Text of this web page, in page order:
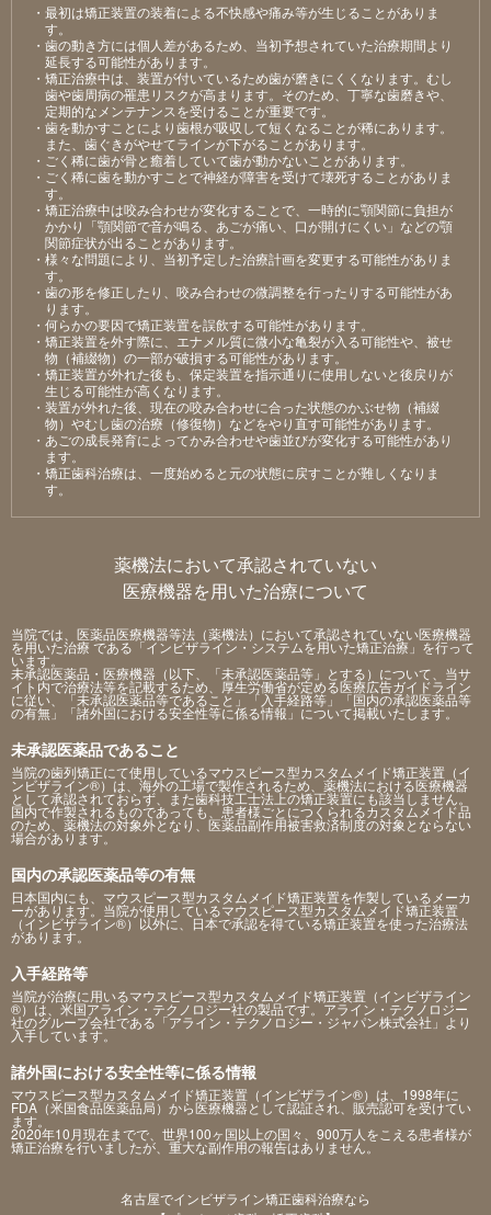
・最初は矯正装置の装着による不快感や痛み等が⽣じることがありま
す。
・⻭の動き⽅には個⼈差があるため、当初予想されていた治療期間より
延⻑する可能性があります。
・矯正治療中は、装置が付いているため⻭が磨きにくくなります。むし
⻭や⻭周病の罹患リスクが⾼まります。そのため、丁寧な⻭磨きや、
定期的なメンテナンスを受けることが重要です。
・⻭を動かすことにより⻭根が吸収して短くなることが稀にあります。
また、⻭ぐきがやせてラインが下がることがあります。
・ごく稀に⻭が⾻と癒着していて⻭が動かないことがあります。
・ごく稀に⻭を動かすことで神経が障害を受けて壊死することがありま
す。
・矯正治療中は咬み合わせが変化することで、⼀時的に顎関節に負担が
かかり「顎関節で⾳が鳴る、あごが痛い、⼝が開けにくい」などの顎
関節症状が出ることがあります。
・様々な問題により、当初予定した治療計画を変更する可能性がありま
す。
・⻭の形を修正したり、咬み合わせの微調整を⾏ったりする可能性があ
ります。
・何らかの要因で矯正装置を誤飲する可能性があります。
・矯正装置を外す際に、エナメル質に微⼩な⻲裂が⼊る可能性や、被せ
物（補綴物）の⼀部が破損する可能性があります。
・矯正装置が外れた後も、保定装置を指⽰通りに使⽤しないと後戻りが
⽣じる可能性が⾼くなります。
・装置が外れた後、現在の咬み合わせに合った状態のかぶせ物（補綴
物）やむし⻭の治療（修復物）などをやり直す可能性があります。
・あごの成⻑発育によってかみ合わせや⻭並びが変化する可能性があり
ます。
・矯正⻭科治療は、⼀度始めると元の状態に戻すことが難しくなりま
す。
薬機法において承認されていない
医療機器を用いた治療について
当院では、医薬品医療機器等法（薬機法）において承認されていない医療機器
を用いた治療 である「インビザライン・システムを用いた矯正治療」を行って
います。
未承認医薬品・医療機器（以下、「未承認医薬品等」とする）について、当サ
イト内で治療法等を記載するため、厚生労働省が定める医療広告ガイドライン
に従い、「未承認医薬品等であること」「入手経路等」「国内の承認医薬品等
の有無」「諸外国における安全性等に係る情報」について掲載いたします。
未承認医薬品であること
当院の歯列矯正にて使用しているマウスピース型カスタムメイド矯正装置（イ
ンビザライン®）は、海外の工場で製作されるため、薬機法における医療機器
として承認されておらず、また歯科技工士法上の矯正装置にも該当しません。
国内で作製されるものであっても、患者様ごとにつくられるカスタムメイド品
のため、薬機法の対象外となり、医薬品副作用被害救済制度の対象とならない
場合があります。
国内の承認医薬品等の有無
日本国内にも、マウスピース型カスタムメイド矯正装置を作製しているメーカ
ーがあります。当院が使用しているマウスピース型カスタムメイド矯正装置
（インビザライン®）以外に、日本で承認を得ている矯正装置を使った治療法
があります。
入手経路等
当院が治療に用いるマウスピース型カスタムメイド矯正装置（インビザライン
®）は、米国アライン・テクノロジー社の製品です。アライン・テクノロジー
社のグループ会社である「アライン・テクノロジー・ジャパン株式会社」より
入手しています。
諸外国における安全性等に係る情報
マウスピース型カスタムメイド矯正装置（インビザライン®）は、1998年に
FDA（米国食品医薬品局）から医療機器として認証され、販売認可を受けてい
ます。
2020年10月現在までで、世界100ヶ国以上の国々、900万人をこえる患者様が
矯正治療を行いましたが、重大な副作用の報告はありません。
名古屋でインビザライン矯正歯科治療なら